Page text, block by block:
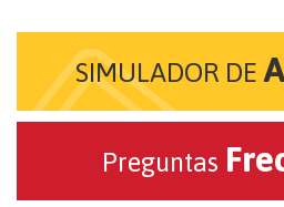
SIMULADOR DE
Preguntas